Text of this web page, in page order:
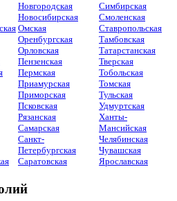
Новгородская
Новосибирская
Омская
Оренбургская
Орловская
Пензенская
Пермская
Приамурская
Приморская
Псковская
Рязанская
Самарская
Санкт-
Петербургская
Саратовская
Симбирская
Смоленская
Ставропольская
Тамбовская
Татарстанская
Тверская
Тобольская
Томская
Тульская
Удмуртская
Ханты-
Мансийская
Челябинская
Чувашская
Ярославская